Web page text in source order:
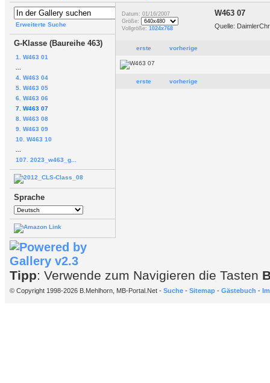
Erweiterte Suche
G-Klasse (Baureihe 463)
1. W463 01
4. W463 04
5. W463 05
6. W463 06
7. W463 07
8. W463 08
9. W463 09
10. W463 10
107. 2023_w463_g...
Sprache
Datum: 01/16/2007
Größe:
Vollgröße: 1024x768
W463 07
Quelle:
erste vorherige
erste vorherige
Tipp: Verwende zum Navigieren die Tasten
© Copyright 1998-2026 B.Mehlhorn, MB-Portal.Net - Suche - Sitemap - Gästebuch -